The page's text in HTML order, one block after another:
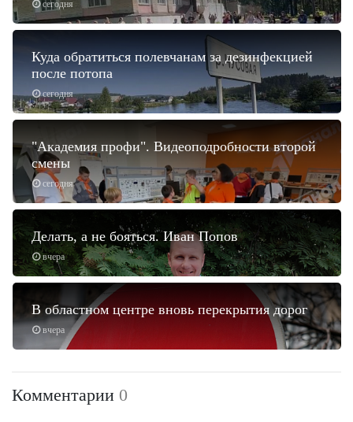
сегодня
сегодня
Куда обратиться полевчанам за дезинфекцией
после потопа
сегодня
"Академия профи". Видеоподробности второй
смены
вчера
Делать, а не бояться. Иван Попов
вчера
В областном центре вновь перекрытия дорог
Комментарии 0